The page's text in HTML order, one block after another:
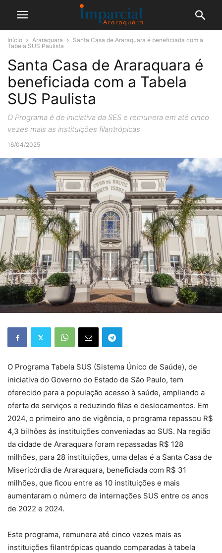
Início Araraquara
Santa Casa de Araraquara é beneficiada com a
Tabela SUS Paulista
Santa Casa de Araraquara é
beneficiada com a Tabela
SUS Paulista
O Programa é de iniciativa da SES e remunera em até cinco
vezes mais as instituições filantrópicas
16/04/2025
O Programa Tabela SUS (Sistema Único de Saúde), de
iniciativa do Governo do Estado de São Paulo, tem
oferecido para a população acesso à saúde, ampliando a
oferta de serviços e reduzindo filas e deslocamentos. Em
2024, o primeiro ano de vigência, o programa repassou R$
4,3 bilhões às instituições conveniadas ao SUS. Na região
da cidade de Araraquara foram repassadas R$ 128
milhões, para 28 instituições, uma delas é a Santa Casa de
Misericórdia de Araraquara, beneficiada com R$ 31
milhões, que ficou entre as 10 instituições e mais
aumentaram o número de internações SUS entre os anos
de 2022 e 2024.
Este programa, remunera até cinco vezes mais as
instituições filantrópicas quando comparadas à tabela